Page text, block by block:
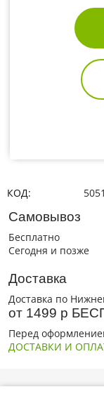
КОД:
Самовывоз
Бесплатно
Сегодня и позже
Доставка
Доставка по
от 1499 р
Перед
ДОСТАВКИ И